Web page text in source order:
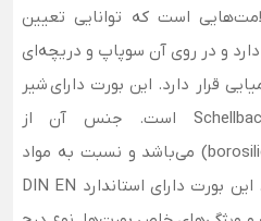
است که توانایی تعیین
و در روی آن سوپاپ و دریچه‌ای
قرار دارد. این بورت دارای شیر
تفلون(PTFE) و علامت Schellbach است. جنس آن از
بوروسیلیکات(borosilicate glass 3.3) می‌باشد و نسبت به مواد
شیمیایی گوناگون مقاوم است. این بورت دارای استاندارد DIN EN